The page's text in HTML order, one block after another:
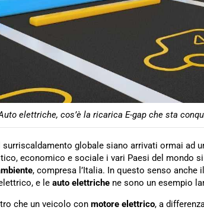
elettriche, cos’è la ricarica E-gap che sta
globale siano arrivati ormai ad
economico e sociale i vari Paesi del mondo
, compresa l’Italia. In questo senso
e le auto elettriche ne sono un esempio
che un veicolo con motore elettrico, a